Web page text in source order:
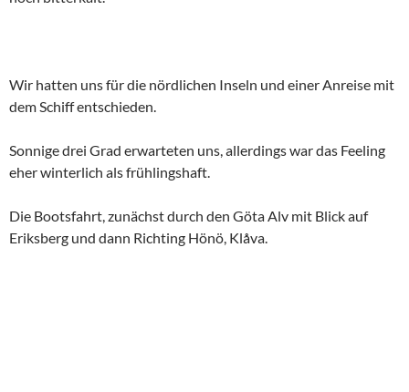
Wir hatten uns für die nördlichen Inseln und einer Anreise mit
dem Schiff entschieden.
Sonnige drei Grad erwarteten uns, allerdings war das Feeling
eher winterlich als frühlingshaft.
Die Bootsfahrt, zunächst durch den Göta Alv mit Blick auf
Eriksberg und dann Richting Hönö, Klåva.